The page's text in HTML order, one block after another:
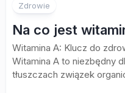
Zdrowie
Na co jest
Witamina A: Klucz do
Witamina A to niezbędny
tłuszczach związek